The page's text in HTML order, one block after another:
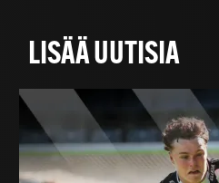
LISÄÄ UUTISIA